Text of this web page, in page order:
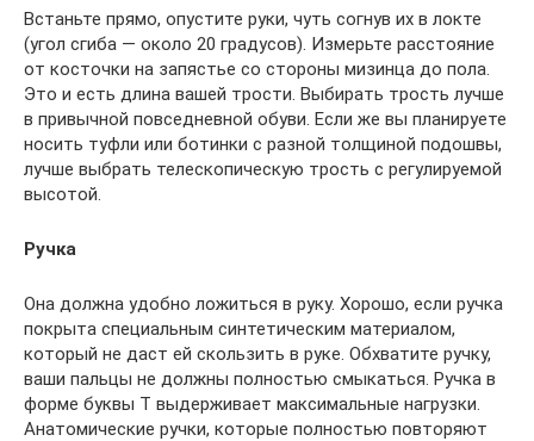
Встаньте прямо, опустите руки, чуть согнув их в локте
(угол сгиба — около 20 градусов). Измерьте расстояние
от косточки на запястье со стороны мизинца до пола.
Это и есть длина вашей трости. Выбирать трость лучше
в привычной повсе­дневной обуви. Если же вы планируете
носить туфли или ботинки с разной толщиной подошвы,
лучше выбрать телескопическую трость с регулируемой
высотой.
Ручка
Она должна удобно ложиться в руку. Хорошо, если ручка
покрыта специальным синтетическим материалом,
который не даст ей скользить в руке. Обхватите ручку,
ваши пальцы не должны полностью смыкаться. Ручка в
форме буквы Т выдерживает максимальные нагрузки.
Анатомические ручки, которые полностью повторяют